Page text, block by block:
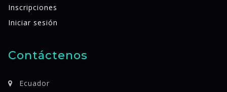
Inscripciones
Iniciar sesión
Contáctenos
Ecuador